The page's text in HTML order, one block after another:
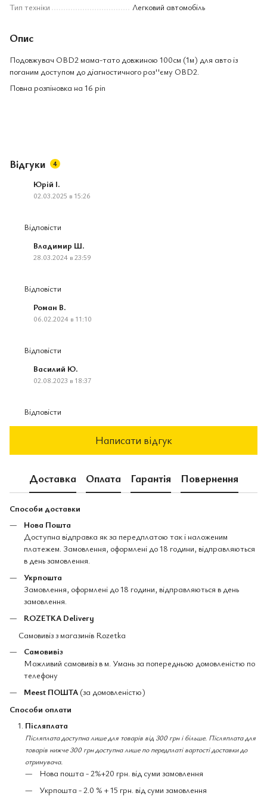
Тип техніки
Легковий автомобіль
Опис
Подовжувач OBD2 мама-тато довжиною 100см (1м) для авто із
поганим доступом до діагностичного роз''єму OBD2.
Повна розпіновка на 16 pin
Відгуки 4
Юрій І.
02.03.2025 в 15:26
Відповісти
Владимир Ш.
28.03.2024 в 23:59
Відповісти
Роман В.
06.02.2024 в 11:10
Відповісти
Василий Ю.
02.08.2023 в 18:37
Відповісти
Написати відгук
Доставка Оплата Гарантія Повернення
Способи доставки
Нова Пошта
Доступна відправка як за передплатою так і наложеним
платежем. Замовлення, оформлені до 18 години, відправляються
в день замовлення.
Укрпошта
Замовлення, оформлені до 18 години, відправляються в день
замовлення.
ROZETKA Delivery
Самовивіз з магазинів Rozetka
Самовивіз
Можливий самовивіз в м. Умань за попередньою домовленістю по
телефону
Meest ПОШТА (за домовленістю)
Способи оплати
Післяплата
Післяплата доступна лише для товарів від 300 грн і більше. Післяплата для
товарів нижче 300 грн доступна лише по передплаті вартості доставки до
отримувача.
Нова пошта - 2%+20 грн. від суми замовлення
Укрпошта - 2.0 % + 15 грн. від суми замовлення